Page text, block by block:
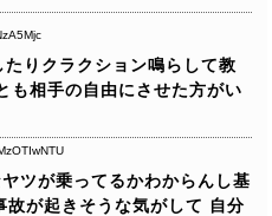
りクラクション鳴らして教
も相手の自由にさせた方がい
ツが乗ってるかわからんし基
故が起きそうな気がして 自分